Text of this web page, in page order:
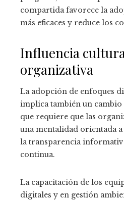
compartida favorece la
más eficaces y reduce los
Influencia
organizativa
La adopción de enfoques
implica también un
que requiere que las
una mentalidad orientada
la transparencia
continua.
La capacitación de los
digitales y en gestión